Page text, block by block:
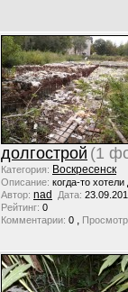
долгострой (1
Категория: Воскресенск
Описание: когда-то
Автор: nad Дата:
Рейтинг: 0
Комментарии: 0 ,